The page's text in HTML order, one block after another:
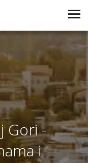
Gori -
i